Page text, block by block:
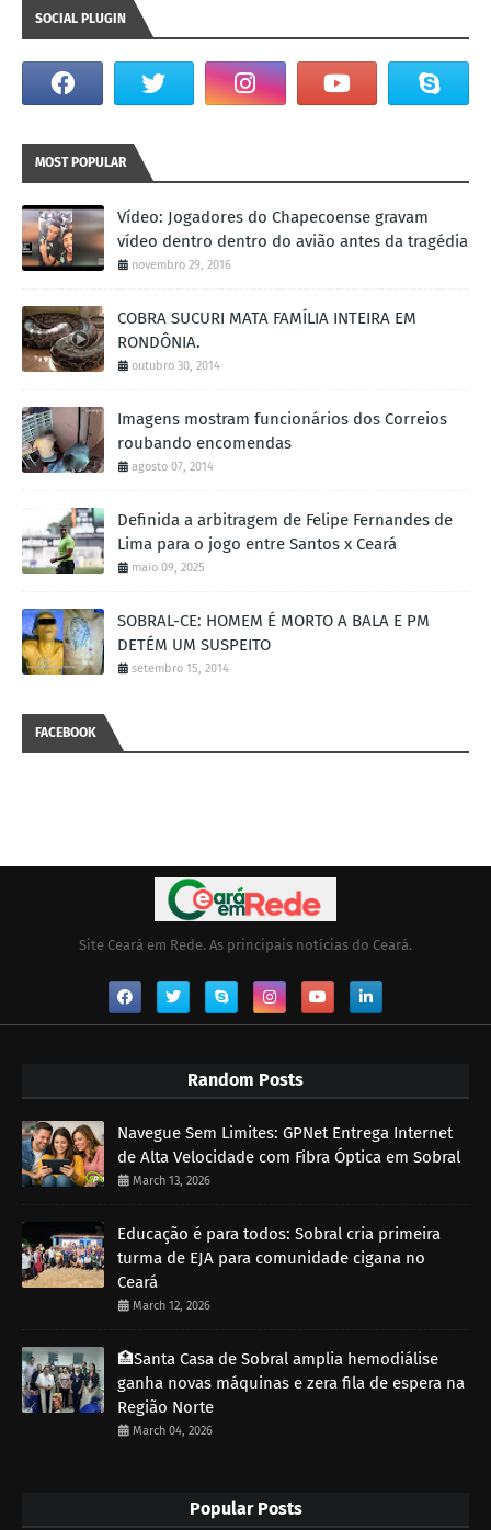
SOCIAL PLUGIN
MOST POPULAR
Vídeo: Jogadores do Chapecoense gravam
vídeo dentro dentro do avião antes da tragédia
novembro 29, 2016
COBRA SUCURI MATA FAMÍLIA INTEIRA EM
RONDÔNIA.
outubro 30, 2014
Imagens mostram funcionários dos Correios
roubando encomendas
agosto 07, 2014
Definida a arbitragem de Felipe Fernandes de
Lima para o jogo entre Santos x Ceará
maio 09, 2025
SOBRAL-CE: HOMEM É MORTO A BALA E PM
DETÉM UM SUSPEITO
setembro 15, 2014
FACEBOOK
Site Ceará em Rede. As principais notícias do Ceará.
Random Posts
Navegue Sem Limites: GPNet Entrega Internet
de Alta Velocidade com Fibra Óptica em Sobral
March 13, 2026
Educação é para todos: Sobral cria primeira
turma de EJA para comunidade cigana no
Ceará
March 12, 2026
🏥Santa Casa de Sobral amplia hemodiálise
ganha novas máquinas e zera fila de espera na
Região Norte
March 04, 2026
Popular Posts